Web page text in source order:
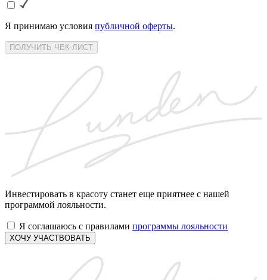
Я принимаю условия публичной оферты.
ПОЛУЧИТЬ ЧЕК-ЛИСТ
Инвестировать в красоту станет еще приятнее с нашей
программой лояльности.
Я соглашаюсь с правилами программы лояльности
ХОЧУ УЧАСТВОВАТЬ